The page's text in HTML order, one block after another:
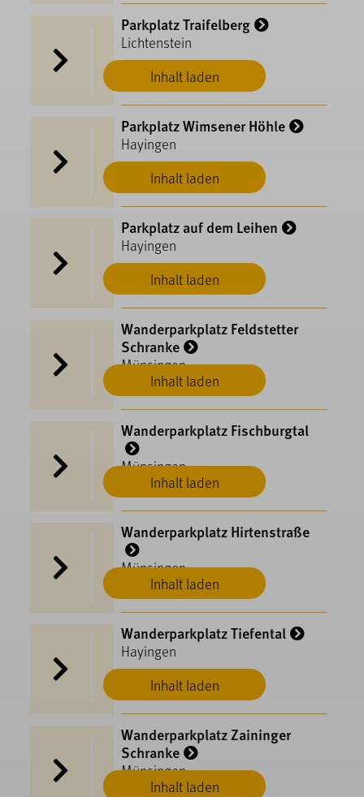
Inhalt laden
Parkplatz Traifelberg
Lichtenstein
Inhalt laden
Parkplatz Wimsener Höhle
Hayingen
Inhalt laden
Parkplatz auf dem Leihen
Hayingen
Inhalt laden
Wanderparkplatz Feldstetter
Schranke
Münsingen
Inhalt laden
Wanderparkplatz Fischburgtal
Münsingen
Inhalt laden
Wanderparkplatz Hirtenstraße
Münsingen
Inhalt laden
Wanderparkplatz Tiefental
Hayingen
Inhalt laden
Wanderparkplatz Zaininger
Schranke
Münsingen